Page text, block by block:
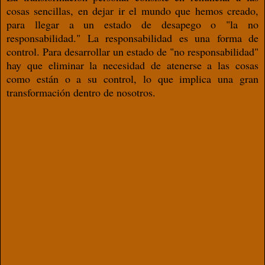
cosas sencillas, en dejar ir el mundo que hemos creado,
para llegar a un estado de desapego o "la no
responsabilidad." La responsabilidad es una forma de
control. Para desarrollar un estado de "no responsabilidad"
hay que eliminar la necesidad de atenerse a las cosas
como están o a su control, lo que implica una gran
transformación dentro de nosotros.